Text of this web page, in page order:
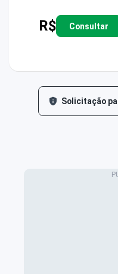
R$ Consultar
Solicitação